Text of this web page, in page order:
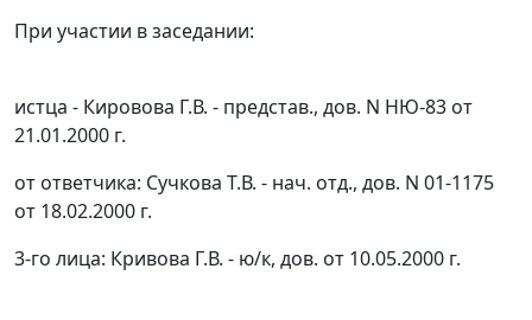
При участии в заседании:
истца - Кировова Г.В. - представ., дов. N НЮ-83 от
21.01.2000 г.
от ответчика: Сучкова Т.В. - нач. отд., дов. N 01-1175
от 18.02.2000 г.
3-го лица: Кривова Г.В. - ю/к, дов. от 10.05.2000 г.